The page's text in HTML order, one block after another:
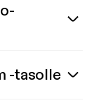
-tasolle